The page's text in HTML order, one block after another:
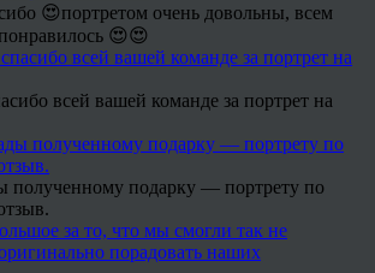
😍портретом очень довольны, всем
😍😍
всей вашей команде за портрет на
полученному подарку — портрету по